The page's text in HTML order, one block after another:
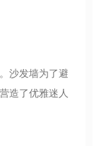
沙发墙为了避
造了优雅迷人